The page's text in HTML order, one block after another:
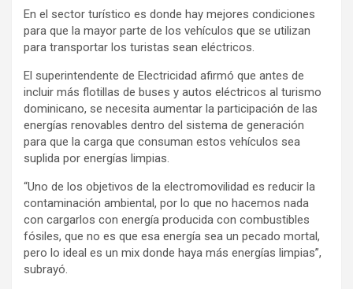
En el sector turístico es donde hay mejores condiciones
para que la mayor parte de los vehículos que se utilizan
para transportar los turistas sean eléctricos.
El superintendente de Electricidad afirmó que antes de
incluir más flotillas de buses y autos eléctricos al turismo
dominicano, se necesita aumentar la participación de las
energías renovables dentro del sistema de generación
para que la carga que consuman estos vehículos sea
suplida por energías limpias.
“Uno de los objetivos de la electromovilidad es reducir la
contaminación ambiental, por lo que no hacemos nada
con cargarlos con energía producida con combustibles
fósiles, que no es que esa energía sea un pecado mortal,
pero lo ideal es un mix donde haya más energías limpias”,
subrayó.